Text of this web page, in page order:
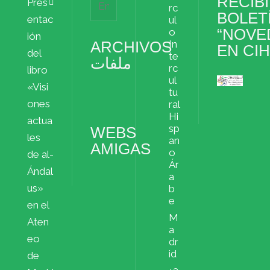
Pres
entac
ión
del
libro
«Visi
ones
actua
les
de al-
Ándal
us»
en el
Aten
eo
de
ARCHIVOS
ملفات
WEBS
AMIGAS
rc
ul
o
In
te
rc
ul
tu
ral
Hi
sp
an
o
Ár
a
b
e
M
a
dr
id
EN